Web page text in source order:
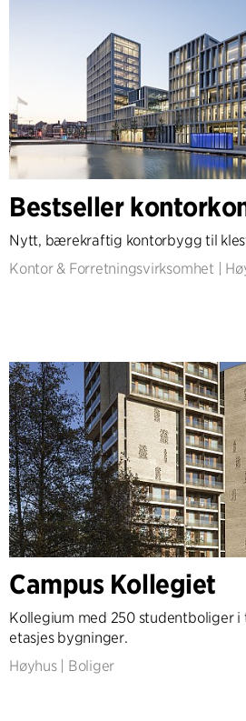
Bestseller
Nytt, bærekraftig kontorbygg til
Kontor & Forretningsvirksomhet
Campus Kollegiet
Kollegium med 250 studentboliger i
etasjes bygninger.
Høyhus| Boliger